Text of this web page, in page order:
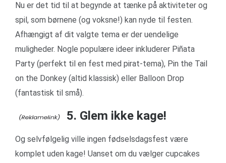
Nu er det tid til at begynde at tænke på aktiviteter og
spil, som børnene (og voksne!) kan nyde til festen.
Afhængigt af dit valgte tema er der uendelige
muligheder. Nogle populære ideer inkluderer Piñata
Party (perfekt til en fest med pirat-tema), Pin the Tail
on the Donkey (altid klassisk) eller Balloon Drop
(fantastisk til små).
5. Glem ikke kage!
Og selvfølgelig ville ingen fødselsdagsfest være
komplet uden kage! Uanset om du vælger cupcakes